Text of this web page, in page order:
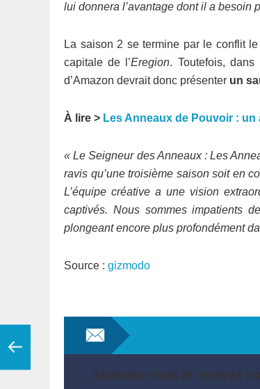
lui donnera l’avantage dont il a besoin
La saison 2 se termine par le conflit
capitale de l’Eregion. Toutefois,
d’Amazon devrait donc présenter un
À lire > Les Anneaux de Pouvoir :
« Le Seigneur des Anneaux : Les
ravis qu’une troisième saison soit en
L’équipe créative a une vision
captivés. Nous sommes impatients
plongeant encore plus profondément
Source : gizmodo
Abonnez-vous et recevez